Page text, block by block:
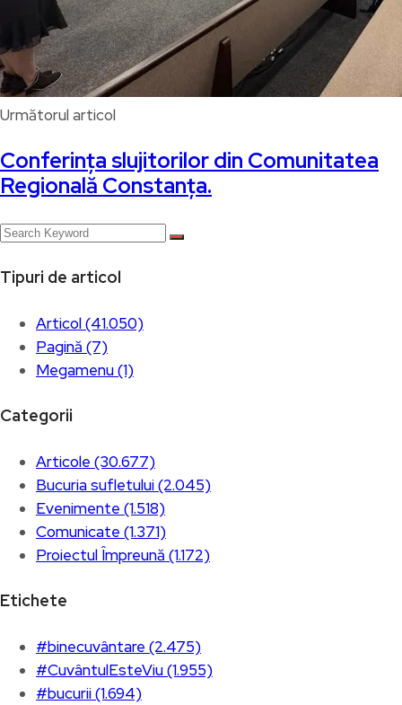
Următorul articol
Conferința slujitorilor din Comunitatea
Regională Constanța.
Tipuri de articol
Articol (41.050)
Pagină (7)
Megamenu (1)
Categorii
Articole (30.677)
Bucuria sufletului (2.045)
Evenimente (1.518)
Comunicate (1.371)
Proiectul Împreună (1.172)
Etichete
#binecuvântare (2.475)
#CuvântulEsteViu (1.955)
#bucurii (1.694)